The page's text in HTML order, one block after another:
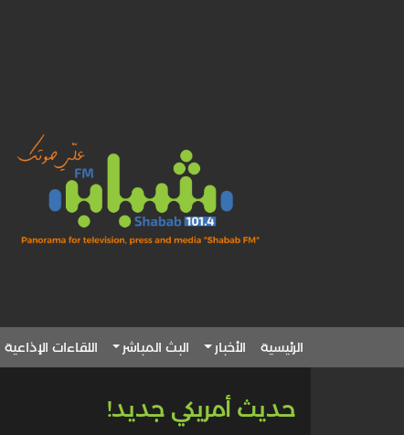
الرئيسية الأخبار البث المباشر اللقاءات الإذاعية
حديث أمريكي جديد!